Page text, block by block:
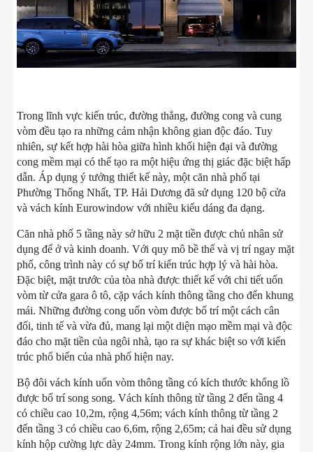
Trong lĩnh vực kiến trúc, đường thẳng, đường cong và cung
vòm đều tạo ra những cảm nhận không gian độc đáo. Tuy
nhiên, sự kết hợp hài hòa giữa hình khối hiện đại và đường
cong mềm mại có thể tạo ra một hiệu ứng thị giác đặc biệt hấp
dẫn. Áp dụng ý tưởng thiết kế này, một căn nhà phố tại
Phường Thống Nhất, TP. Hải Dương đã sử dụng 120 bộ cửa
và vách kính Eurowindow với nhiều kiểu dáng đa dạng.
Căn nhà phố 5 tầng này sở hữu 2 mặt tiền được chủ nhân sử
dụng để ở và kinh doanh. Với quy mô bề thế và vị trí ngay mặt
phố, công trình này có sự bố trí kiến trúc hợp lý và hài hòa.
Đặc biệt, mặt trước của tòa nhà được thiết kế với chi tiết uốn
vòm từ cửa gara ô tô, cặp vách kính thông tầng cho đến khung
mái. Những đường cong uốn vòm được bố trí một cách cân
đối, tinh tế và vừa đủ, mang lại một diện mạo mềm mại và độc
đáo cho mặt tiền của ngôi nhà, tạo ra sự khác biệt so với kiến
trúc phổ biến của nhà phố hiện nay.
Bộ đôi vách kính uốn vòm thông tầng có kích thước khổng lồ
được bố trí song song. Vách kính thông từ tầng 2 đến tầng 4
có chiều cao 10,2m, rộng 4,56m; vách kính thông từ tầng 2
đến tầng 3 có chiều cao 6,6m, rộng 2,65m; cả hai đều sử dụng
kính hộp cường lực dày 24mm. Trong kính rộng lớn này, gia